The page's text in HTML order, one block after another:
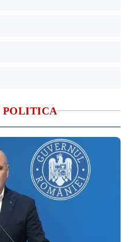
POLITICA